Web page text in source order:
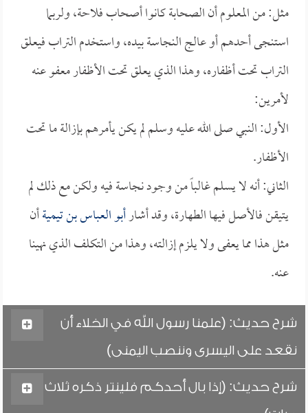
مثل: من المعلوم أن الصحابة كانوا أصحاب فلاحة، ولربما
استنجى أحدهم أو عالج النجاسة بيده، واستخدم التراب فيعلق
التراب تحت أظفاره، وهذا الذي يعلق تحت الأظفار معفو عنه
لأمرين:
الأول: النبي صلى الله عليه وسلم لم يكن يأمرهم بإزالة ما تحت
الأظفار.
الثاني: أنه لا يسلم غالباً من وجود نجاسة فيه ولكن مع ذلك لم
يتيقن فالأصل فيها الطهارة، وقد أشارأبو العباس بن تيميةأن
مثل هذا مما يعفى ولا يلزم إزالته، وهذا من التكلف الذي نهينا
عنه.
شرح حديث: (علمنا رسول الله في الخلاء أن
نقعد على اليسرى وننصب اليمنى)
شرح حديث: (إذا بال أحدكم فلينتر ذكره ثلاث